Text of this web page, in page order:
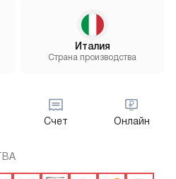
Италия
Страна производства
Счет Онлайн